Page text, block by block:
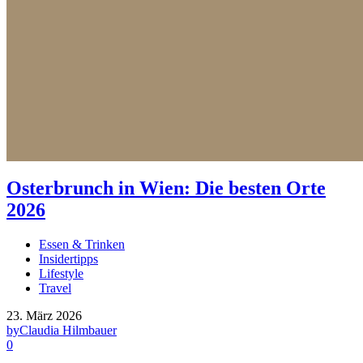
Osterbrunch in Wien: Die besten Orte
2026
Essen & Trinken
Insidertipps
Lifestyle
Travel
23. März 2026
byClaudia Hilmbauer
0